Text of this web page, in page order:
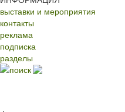
выставки и мероприятия
контакты
реклама
подписка
разделы
поиск